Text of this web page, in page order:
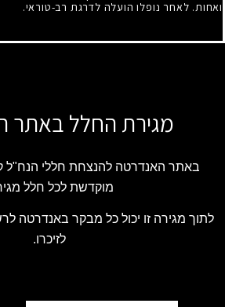
ואחות. לאחר נופלו הועלה לדרגת רב-טוראי.
מגירת החלל באתר
באתר האנדרטה להנצחת חללי הנח"ל
מוקדשת לכל חלל
לתוך מגירה זו יכול כל מבקר באנדרטה
לזיכרו.